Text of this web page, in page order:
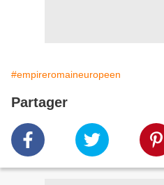
#empireromaineuropeen
Partager